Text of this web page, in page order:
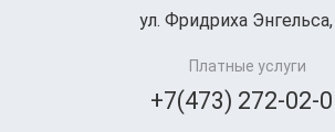
ул. Фридриха Энгельса,
Платные услуги
+7(473) 272-02-